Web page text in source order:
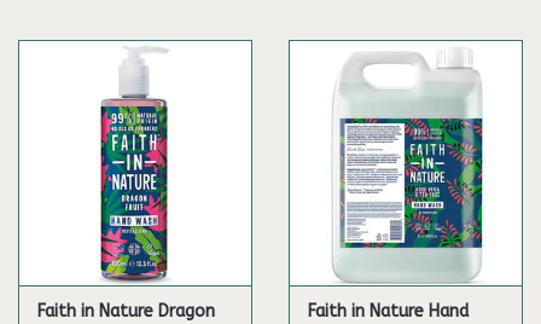
Faith in Nature Dragon
Faith in Nature Hand